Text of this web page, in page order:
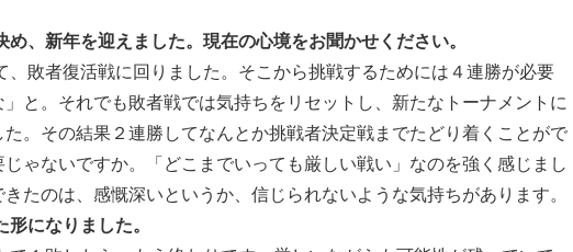
、新年を迎えました。現在の心境をお聞かせください。
敗者復活戦に回りました。そこから挑戦するためには４連勝が必要
と。それでも敗者戦では気持ちをリセットし、新たなトーナメントに
。その結果２連勝してなんとか挑戦者決定戦までたどり着くことがで
ゃないですか。「どこまでいっても厳しい戦い」なのを強く感じまし
たのは、感慨深いというか、信じられないような気持ちがあります。
になりました。